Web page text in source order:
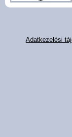
Pályázatok
Választási
Választási
Adatkezelési